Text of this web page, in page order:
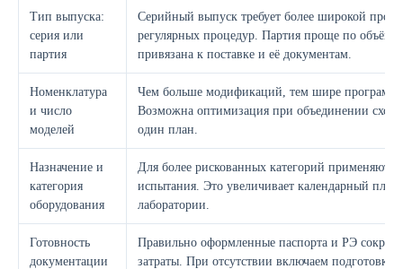
Тип выпуска:
серия или
партия
Серийный выпуск требует более широкой
регулярных процедур. Партия проще по
привязана к поставке и её документам.
Номенклатура
и число
моделей
Чем больше модификаций, тем шире
Возможна оптимизация при объединении
один план.
Назначение и
категория
оборудования
Для более рискованных категорий применяют
испытания. Это увеличивает календарный план
лаборатории.
Готовность
документации
Правильно оформленные паспорта и РЭ
затраты. При отсутствии включаем подготовку